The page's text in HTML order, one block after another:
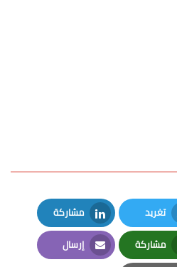
تغريد
Twitter
مشاركة
LinkedIn
مشاركة
Whatsapp
إرسال
Email